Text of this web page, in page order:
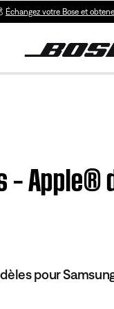
Échangez votre Bose et
pour